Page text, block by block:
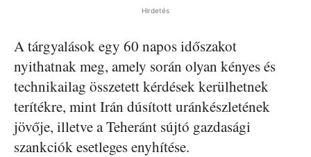
Hirdetés
A tárgyalások egy 60 napos időszakot
nyithatnak meg, amely során olyan kényes és
technikailag összetett kérdések kerülhetnek
terítékre, mint Irán dúsított uránkészletének
jövője, illetve a Teheránt sújtó gazdasági
szankciók esetleges enyhítése.